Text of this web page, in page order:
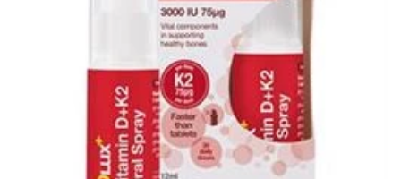
VITAMINER
MINERALER